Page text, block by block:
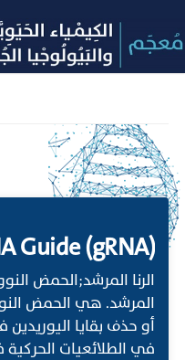
Guide (gRNA)
الرنا المرشد;الحمض
المرشد. هي الحمض
أو حذف بقايا اليوريدين
في الطلائعيات